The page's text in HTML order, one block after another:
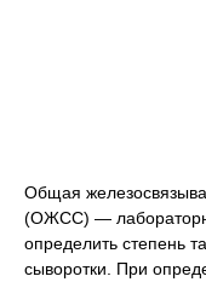
Общая
(ОЖСС) —
определить степень
сыворотки. При